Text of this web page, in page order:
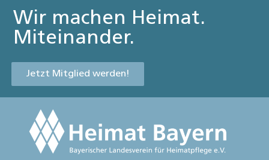
Wir machen Heimat.
Miteinander.
Jetzt Mitglied werden!